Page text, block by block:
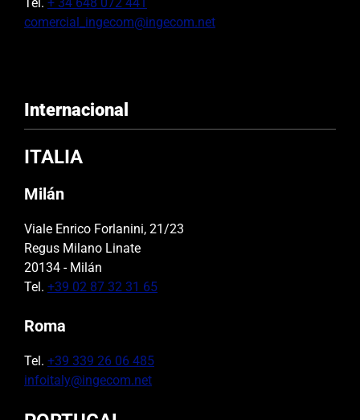
comercial_ingecom@ingecom.net
Internacional
ITALIA
Milán
Viale Enrico Forlanini, 21/23
Regus Milano Linate
20134 - Milán
Tel. +39 02 87 32 31 65
Roma
Tel. +39 339 26 06 485
infoitaly@ingecom.net